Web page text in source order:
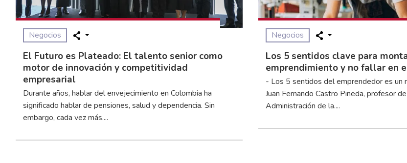
Negocios
El Futuro es Plateado: El talento senior como
motor de innovación y competitividad
empresarial
Durante años, hablar del envejecimiento en Colombia ha
significado hablar de pensiones, salud y dependencia. Sin
embargo, cada vez más....
Negocios
Los 5 sentidos clave para
emprendimiento y no fallar en
- Los 5 sentidos del emprendedor es un
Juan Fernando Castro Pineda, profesor
Administración de la....